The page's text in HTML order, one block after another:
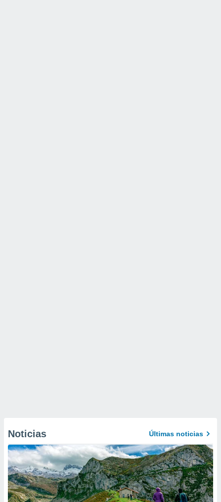
Noticias Últimas noticias